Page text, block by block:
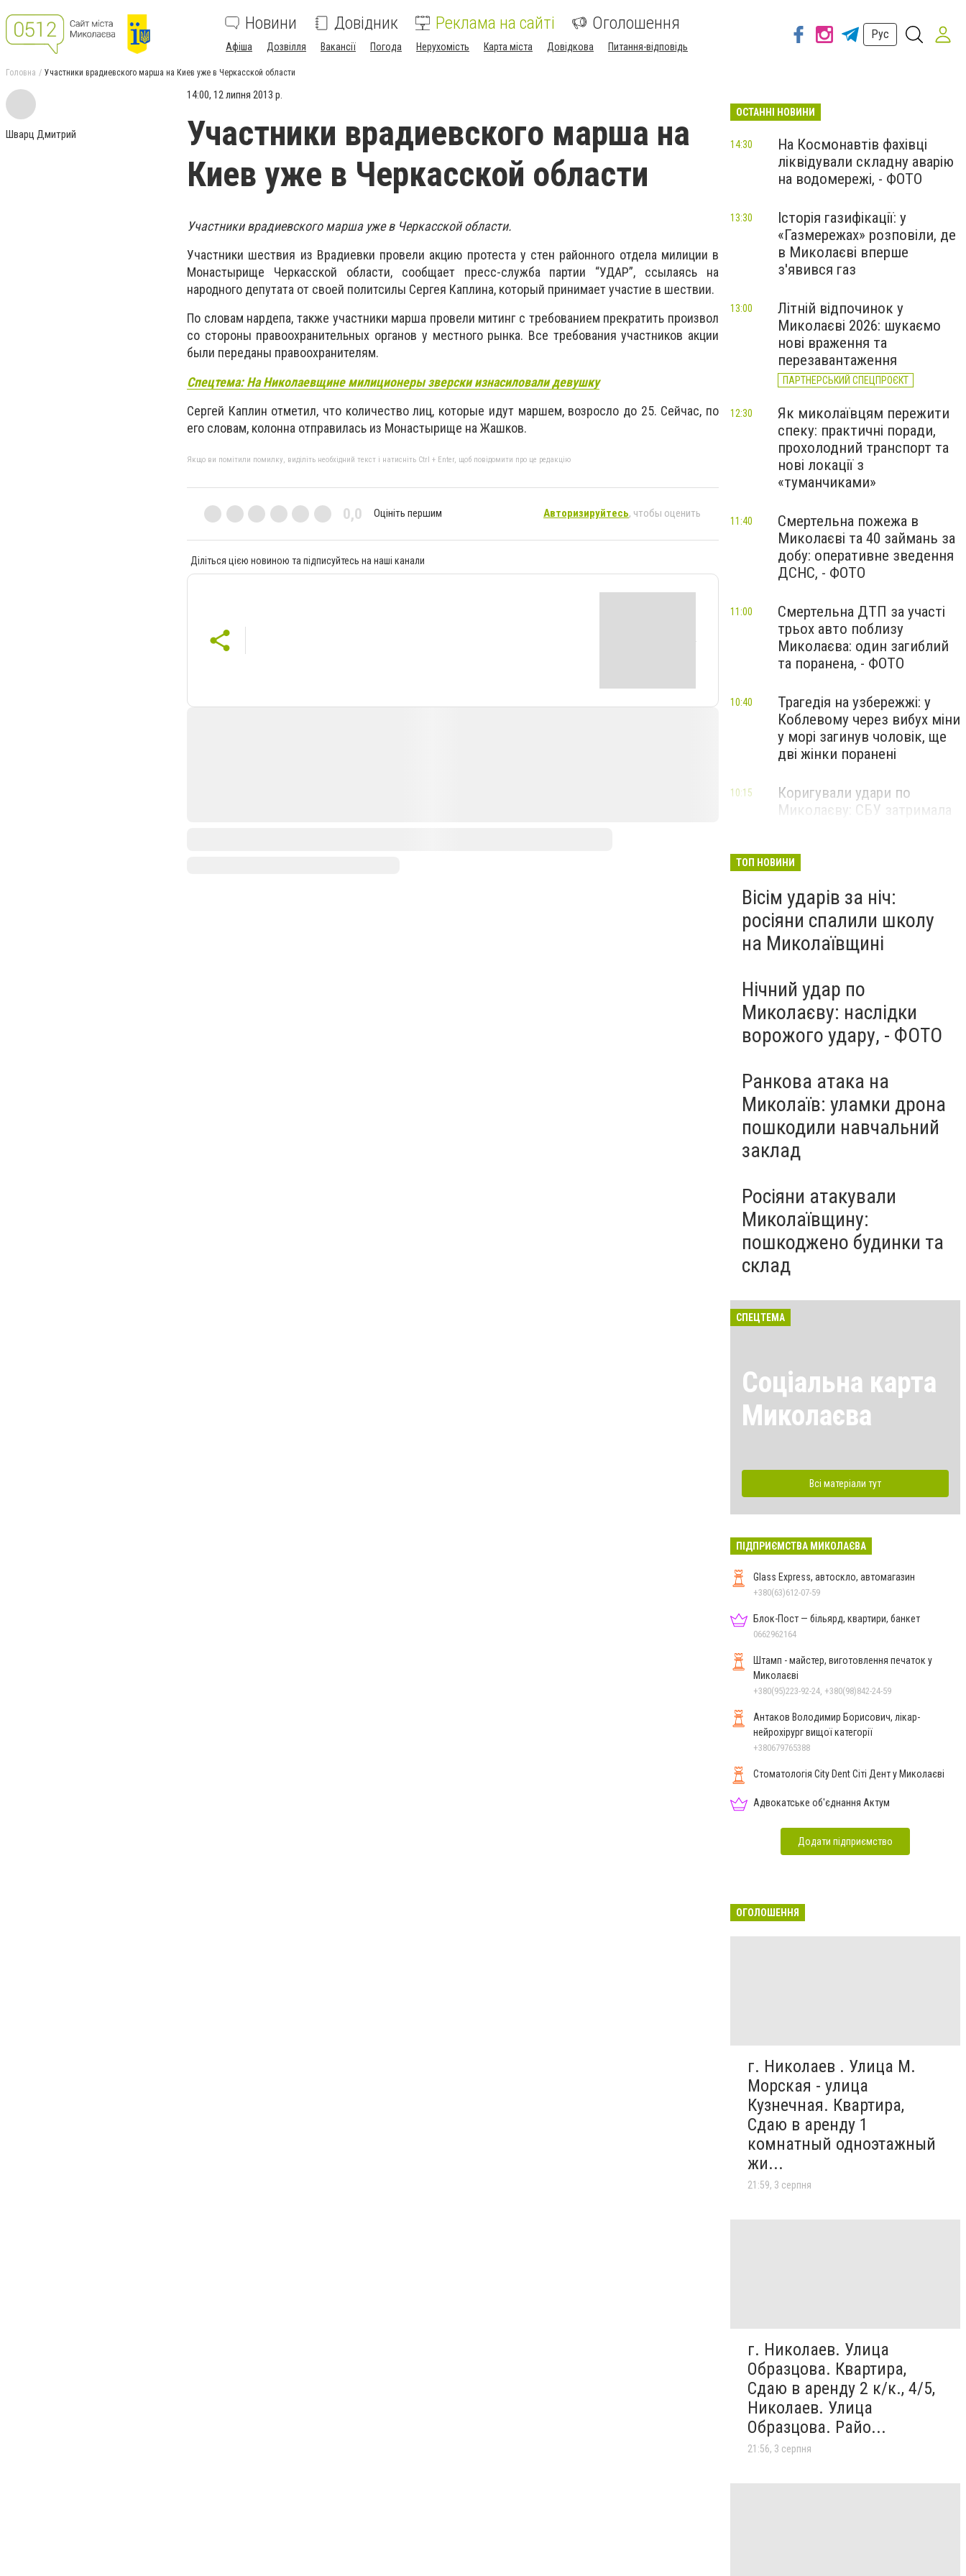
Новини Довідник Реклама на сайті Оголошення
Афіша Дозвілля Вакансії Погода Нерухомість Карта міста Довідкова Питання-відповідь
Рус
Головна Участники врадиевского марша на Киев уже в Черкасской области
Шварц Дмитрий
14:00, 12 липня 2013 р.
Участники врадиевского марша на
Киев уже в Черкасской области
Участники врадиевского марша уже в Черкасской области.
Участники шествия из Врадиевки провели акцию протеста у стен районного отдела милиции в
Монастырище Черкасской области, сообщает пресс-служба партии “УДАР”, ссылаясь на
народного депутата от своей политсилы Сергея Каплина, который принимает участие в шествии.
По словам нардепа, также участники марша провели митинг с требованием прекратить произвол
со стороны правоохранительных органов у местного рынка. Все требования участников акции
были переданы правоохранителям.
Спецтема: На Николаевщине милиционеры зверски изнасиловали девушку
Сергей Каплин отметил, что количество лиц, которые идут маршем, возросло до 25. Сейчас, по
его словам, колонна отправилась из Монастырище на Жашков.
Якщо ви помітили помилку, виділіть необхідний текст і натисніть Ctrl + Enter, щоб повідомити про це редакцію
0,0 Оцініть першим Авторизируйтесь, чтобы оценить
Діліться цією новиною та підписуйтесь на наші канали
ОСТАННІ НОВИНИ
На Космонавтів фахівці
ліквідували складну аварію
на водомережі, - ФОТО
14:30
Історія газифікації: у
«Газмережах» розповіли, де
в Миколаєві вперше
з'явився газ
13:30
Літній відпочинок у
Миколаєві 2026: шукаємо
нові враження та
перезавантаження
ПАРТНЕРСЬКИЙ СПЕЦПРОЄКТ
13:00
Як миколаївцям пережити
спеку: практичні поради,
прохолодний транспорт та
нові локації з
«туманчиками»
12:30
Смертельна пожежа в
Миколаєві та 40 займань за
добу: оперативне зведення
ДСНС, - ФОТО
11:40
Смертельна ДТП за участі
трьох авто поблизу
Миколаєва: один загиблий
та поранена, - ФОТО
11:00
Трагедія на узбережжі: у
Коблевому через вибух міни
у морі загинув чоловік, ще
дві жінки поранені
10:40
Коригували удари по
Миколаєву: СБУ затримала
10:15
ТОП НОВИНИ
Вісім ударів за ніч:
росіяни спалили школу
на Миколаївщині
Нічний удар по
Миколаєву: наслідки
ворожого удару, - ФОТО
Ранкова атака на
Миколаїв: уламки дрона
пошкодили навчальний
заклад
Росіяни атакували
Миколаївщину:
пошкоджено будинки та
склад
СПЕЦТЕМА
Соціальна карта
Миколаєва
Всі матеріали тут
ПІДПРИЄМСТВА МИКОЛАЄВА
Glass Express, автоскло, автомагазин
+380(63)612-07-59
Блок-Пост — більярд, квартири, банкет
0662962164
Штамп - майстер, виготовлення печаток у
Миколаєві
+380(95)223-92-24, +380(98)842-24-59
Антаков Володимир Борисович, лікар-
нейрохірург вищої категорії
+380679765388
Стоматологія City Dent Сіті Дент у Миколаєві
Адвокатське об'єднання Актум
Додати підприємство
ОГОЛОШЕННЯ
г. Николаев . Улица М.
Морская - улица
Кузнечная. Квартира,
Сдаю в аренду 1
комнатный одноэтажный
жи...
21:59, 3 серпня
г. Николаев. Улица
Образцова. Квартира,
Сдаю в аренду 2 к/к., 4/5,
Николаев. Улица
Образцова. Райо...
21:56, 3 серпня